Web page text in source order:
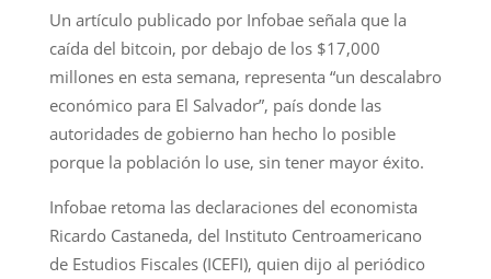
Un artículo publicado por Infobae señala que la
caída del bitcoin, por debajo de los $17,000
millones en esta semana, representa “un descalabro
económico para El Salvador”, país donde las
autoridades de gobierno han hecho lo posible
porque la población lo use, sin tener mayor éxito.
Infobae retoma las declaraciones del economista
Ricardo Castaneda, del Instituto Centroamericano
de Estudios Fiscales (ICEFI), quien dijo al periódico